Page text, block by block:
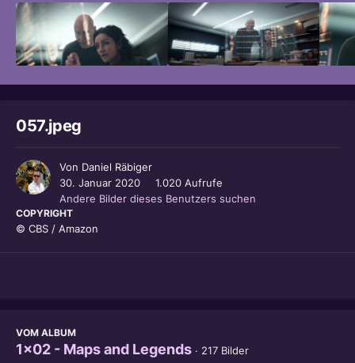
057.jpeg
Von Daniel Räbiger
30. Januar 2020
1.020 Aufrufe
Andere Bilder dieses Benutzers suchen
COPYRIGHT
© CBS / Amazon
VOM ALBUM
1x02 - Maps and Legends · 217 Bilder